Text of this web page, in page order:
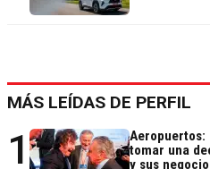
MÁS LEÍDAS DE PERFIL
1
Aeropuertos:
tomar una
y sus